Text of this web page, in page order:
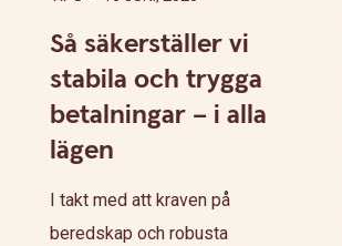
Så säkerställer vi
stabila och trygga
betalningar – i alla
lägen
I takt med att kraven på
beredskap och robusta